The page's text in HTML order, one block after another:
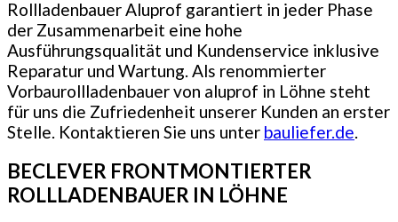
Rollladenbauer Aluprof garantiert in jeder Phase
der Zusammenarbeit eine hohe
Ausführungsqualität und Kundenservice inklusive
Reparatur und Wartung. Als renommierter
Vorbaurollladenbauer von aluprof in Löhne steht
für uns die Zufriedenheit unserer Kunden an erster
Stelle. Kontaktieren Sie uns unter bauliefer.de.
BECLEVER FRONTMONTIERTER
ROLLLADENBAUER IN LÖHNE